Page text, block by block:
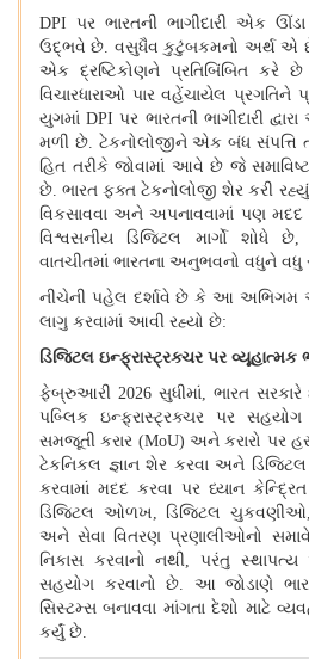
DPI પર ભારતની ભાગીદારી એક ઊંડા
ઉદ્ભવે છે. વસુધૈવ કુટુંબકમનો અર્થ એ છે
એક દ્રષ્ટિકોણને પ્રતિબિંબિત કરે
વિચારધારાઓ પાર વહેંચાયેલ
યુગમાં DPI પર ભારતની ભાગીદારી
મળી છે. ટેકનોલોજીને એક બંધ સંપત્તિ
હિત તરીકે જોવામાં આવે છે જે
છે.ભારત ફક્ત ટેકનોલોજી શેર કરી
વિકસાવવા અને અપનાવવામાં પણ મદદ
વિશ્વસનીય ડિજિટલ માર્ગો શોધે છે
વાતચીતમાં ભારતના અનુભવનો વધુને
નીચેની પહેલ દર્શાવે છે કે આ અભિગમ
લાગુ કરવામાં આવી રહ્યો છે:
ડિજિટલ ઇન્ફ્રાસ્ટ્રક્ચર પર વ્યૂહાત્મક
ફેબ્રુઆરી 2026 સુધીમાં, ભારત
પબ્લિક ઇન્ફ્રાસ્ટ્રક્ચર પર
સમજૂતી કરાર (MoU) અને કરારો પર
ટેકનિકલ જ્ઞાન શેર કરવા અને ડિજિટલ
કરવામાં મદદ કરવા પર ધ્યાન
ડિજિટલ ઓળખ, ડિજિટલ
અને સેવા વિતરણ પ્રણાલીઓનો
નિકાસ કરવાનો નથી, પરંતુ સ્થાપત્ય
સહયોગ કરવાનો છે. આ જોડાણે
સિસ્ટમ્સ બનાવવા માંગતા દેશો માટે
કર્યું છે.